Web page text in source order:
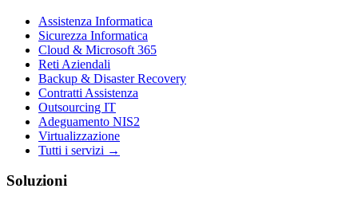
Assistenza Informatica
Sicurezza Informatica
Cloud & Microsoft 365
Reti Aziendali
Backup & Disaster Recovery
Contratti Assistenza
Outsourcing IT
Adeguamento NIS2
Virtualizzazione
Tutti i servizi →
Soluzioni